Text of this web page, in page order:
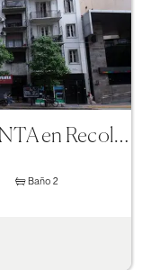
Oficina en VENTA CON RENTA en Recoleta - Impecable estado
Baño 2